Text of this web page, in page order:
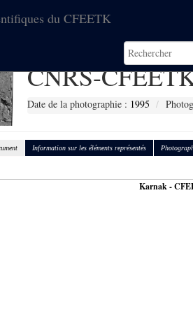
du CFEETK
CNRS-
Date de la photographie : 1995
Information sur les éléments représentés